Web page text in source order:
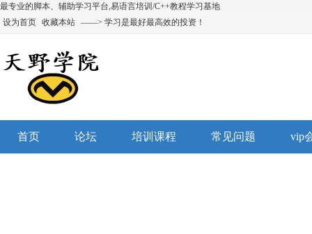
最专业的脚本、辅助学习平台,易语言培训/C++教程学习基地
设为首页 收藏本站 ——> 学习是最好最高效的投资！
首页 论坛 培训课程 常见问题 vip